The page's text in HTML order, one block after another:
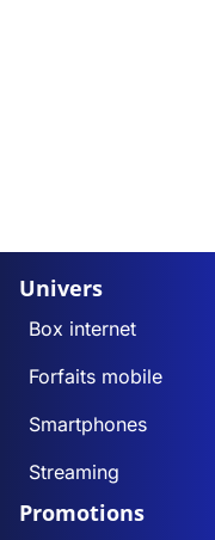
Univers
Box internet
Forfaits mobile
Smartphones
Streaming
Promotions